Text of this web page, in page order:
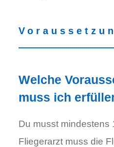
Welche
muss ich
Du musst mindestens
Fliegerarzt muss die